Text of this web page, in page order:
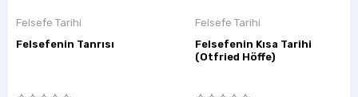
Felsefe Tarihi
Felsefenin Tanrısı
Felsefe Tarihi
Felsefenin Kısa Tarihi
(Otfried Höffe)